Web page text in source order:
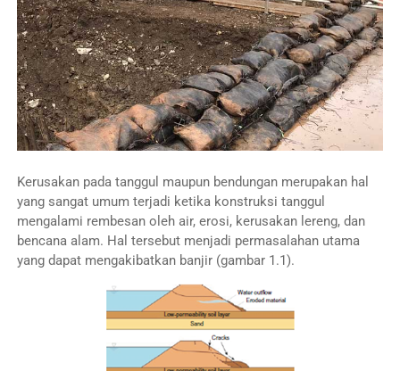
Kerusakan pada tanggul maupun bendungan merupakan hal
yang sangat umum terjadi ketika konstruksi tanggul
mengalami rembesan oleh air, erosi, kerusakan lereng, dan
bencana alam. Hal tersebut menjadi permasalahan utama
yang dapat mengakibatkan banjir (gambar 1.1).